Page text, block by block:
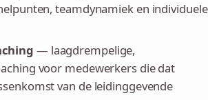
teamdynamiek en individuele
— laagdrempelige,
voor medewerkers die dat
van de leidinggevende